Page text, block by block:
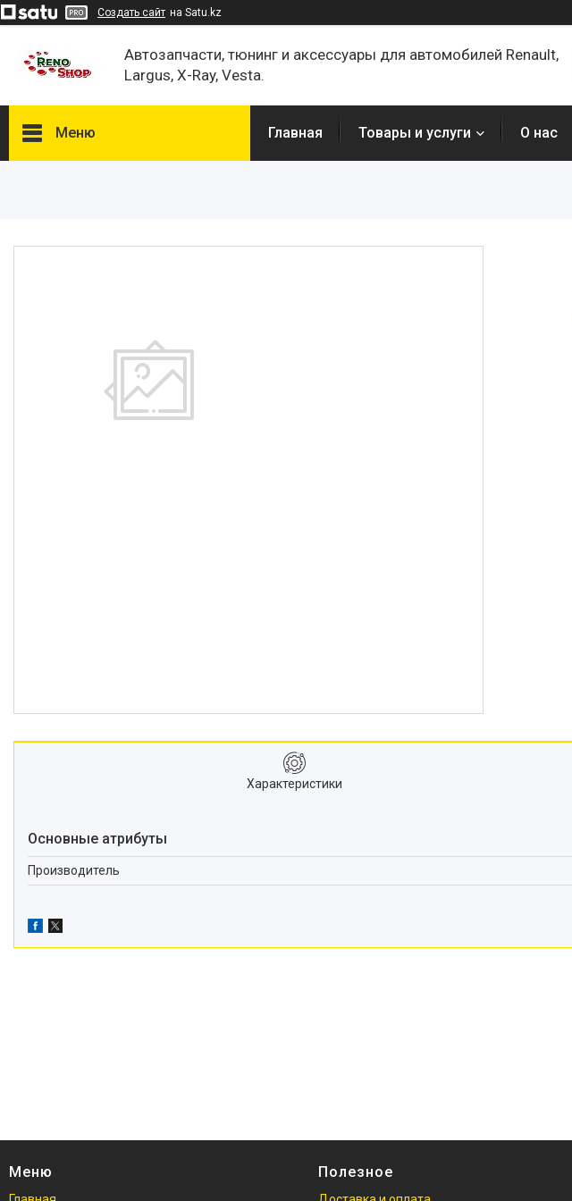
Создать сайт на Satu.kz
Автозапчасти, тюнинг и аксессуары для автомобилей Renault,
Largus, X-Ray, Vesta.
Меню Главная Товары и услуги О нас
Характеристики
Основные атрибуты
Производитель
Меню Полезное